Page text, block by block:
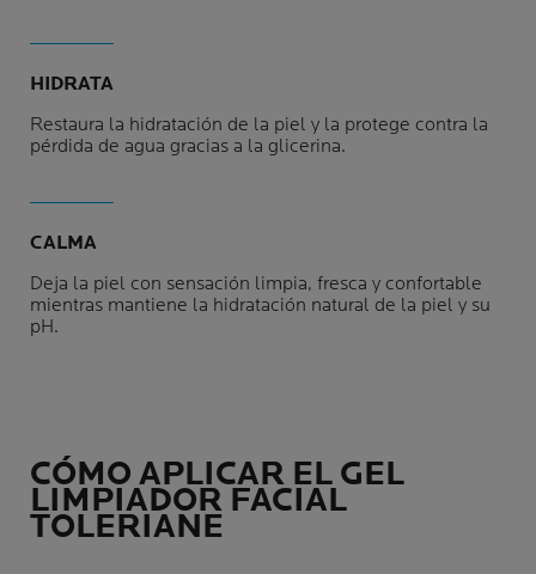
HIDRATA
Restaura la hidratación de la piel y la protege contra la
pérdida de agua gracias a la glicerina.
CALMA
Deja la piel con sensación limpia, fresca y confortable
mientras mantiene la hidratación natural de la piel y su
pH.
CÓMO APLICAR EL GEL
LIMPIADOR FACIAL
TOLERIANE